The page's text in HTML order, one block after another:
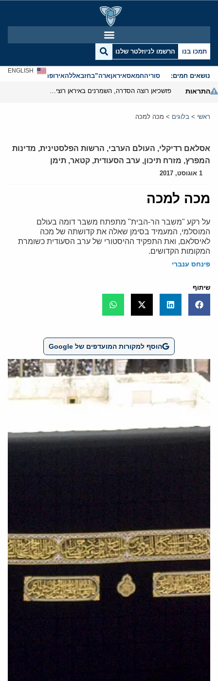
תמכו בנו הרשמו לניוזלטר שלנו
נושאים חמים: סוריהחמאסאיראןארה”בחזבאללהאירופהאנטישמיות
ENGLISH
התראות
ראשי > בלוגים > מכה למכה
אסלאם רדיקלי, העולם הערבי, הרשות הפלסטינית, מדינות
המפרץ, מזרח תיכון, ערב הסעודית, קטאר, תימן
1 אוגוסט, 2017
מכה למכה
על רקע "משבר הר-הבית" מתפתח משבר דומה בעולם
המוסלמי, המעמיד בסימן שאלה את קדושתה של מכה
לאיסלאם, ואת התפקיד ההיסטורי של ערב הסעודית כשומרת
המקומות הקדושים.
פינחס ענברי
שיתוף
הוסף למקורות המועדפים של Google